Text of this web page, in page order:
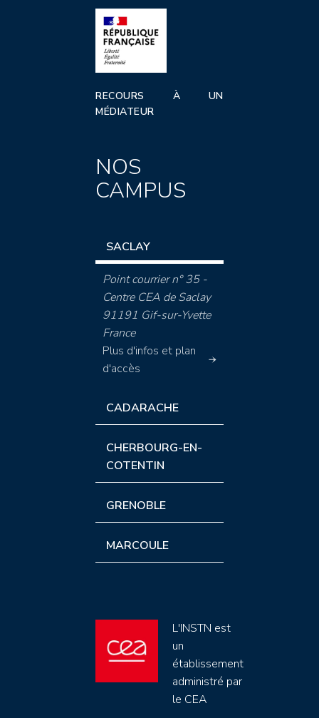
RECOURS À UN
MÉDIATEUR
NOS
CAMPUS
SACLAY
Point courrier n° 35 -
Centre CEA de Saclay
91191 Gif-sur-Yvette
France
Plus d'infos et plan
d'accès
CADARACHE
CHERBOURG-EN-
COTENTIN
GRENOBLE
MARCOULE
L'INSTN est
un
établissement
administré par
le CEA